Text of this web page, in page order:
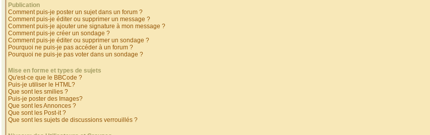
Publication
Comment puis-je poster un sujet dans un forum ?
Comment puis-je éditer ou supprimer un message ?
Comment puis-je ajouter une signature à mon message ?
Comment puis-je créer un sondage ?
Comment puis-je éditer ou supprimer un sondage ?
Pourquoi ne puis-je pas accéder à un forum ?
Pourquoi ne puis-je pas voter dans un sondage ?
Mise en forme et types de sujets
Qu'est-ce que le BBCode ?
Puis-je utiliser le HTML?
Que sont les smilies ?
Puis-je poster des Images?
Que sont les Annonces ?
Que sont les Post-it ?
Que sont les sujets de discussions verrouillés ?